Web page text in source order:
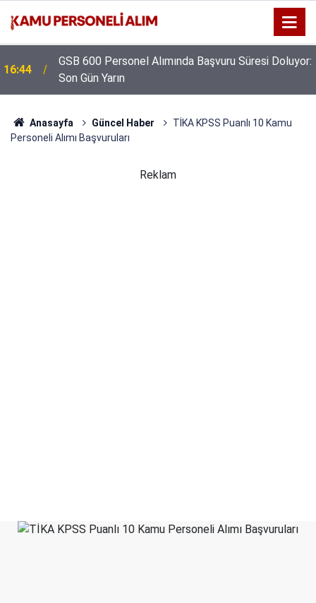
16:44
GSB 600 Personel Alımında Başvuru Süresi Doluyor:
Son Gün Yarın
Anasayfa Güncel Haber
TİKA KPSS Puanlı 10 Kamu
Personeli Alımı Başvuruları
Reklam